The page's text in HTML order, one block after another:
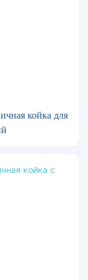
койка для